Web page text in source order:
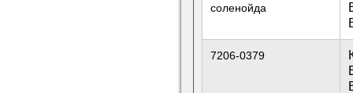
соленойда
7206-0379